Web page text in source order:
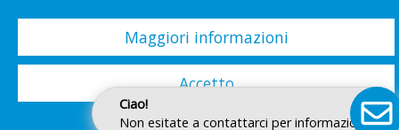
Ciao!
Non esitate a contattarci per informazioni
Maggiori informazioni
Accetto